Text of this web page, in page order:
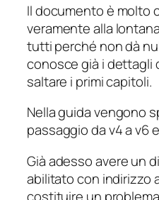
Il documento è molto
veramente alla
tutti perché non dà
conosce già i dettagli
saltare i primi capitoli.
Nella guida vengono
passaggio da v4 a v6
Già adesso avere un
abilitato con indirizzo